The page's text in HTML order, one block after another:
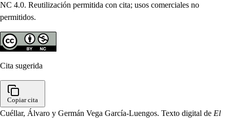
NC 4.0. Reutilización permitida con cita; usos comerciales no
permitidos.
Cita sugerida
Copiar cita
Cuéllar, Álvaro y Germán Vega García-Luengos. Texto digital de El